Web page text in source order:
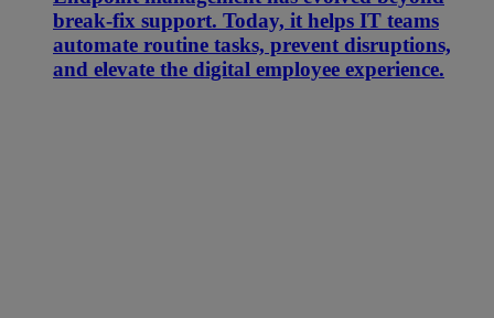
break-fix support. Today, it helps IT teams
automate routine tasks, prevent disruptions,
and elevate the digital employee experience.